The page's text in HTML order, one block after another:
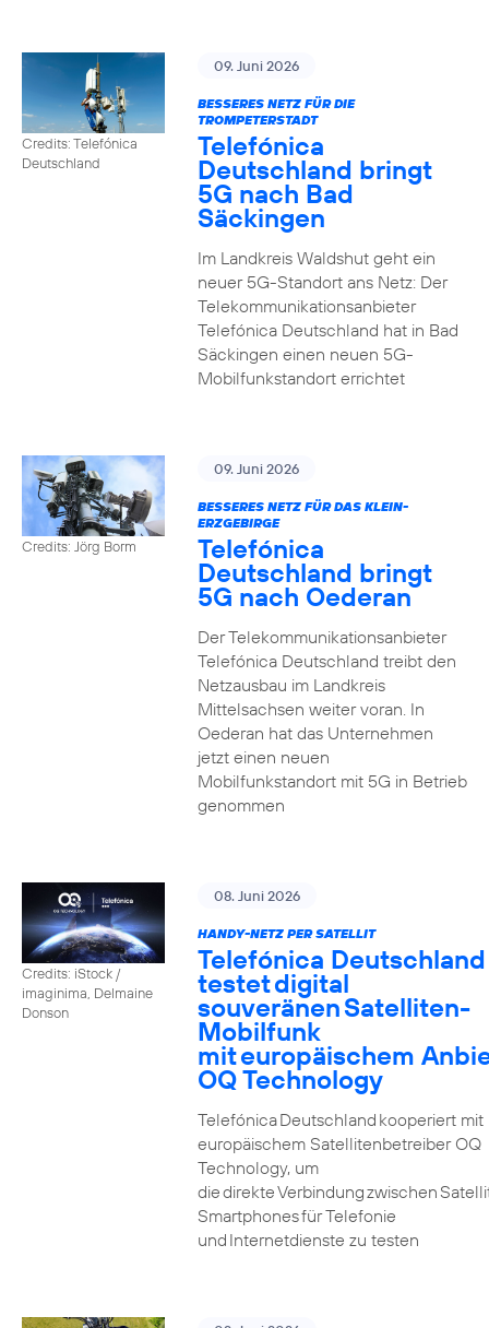
Credits: Telefónica
Deutschland
09. Juni 2026
BESSERES NETZ FÜR DIE
TROMPETERSTADT
Telefónica
Deutschland bringt
5G nach Bad
Säckingen
Im Landkreis Waldshut geht ein
neuer 5G-Standort ans Netz: Der
Telekommunikationsanbieter
Telefónica Deutschland hat in Bad
Säckingen einen neuen 5G-
Mobilfunkstandort errichtet
Credits: Jörg Borm
09. Juni 2026
BESSERES NETZ FÜR DAS KLEIN-
ERZGEBIRGE
Telefónica
Deutschland bringt
5G nach Oederan
Der Telekommunikationsanbieter
Telefónica Deutschland treibt den
Netzausbau im Landkreis
Mittelsachsen weiter voran. In
Oederan hat das Unternehmen
jetzt einen neuen
Mobilfunkstandort mit 5G in Betrieb
genommen
Credits: iStock /
imaginima, Delmaine
Donson
08. Juni 2026
HANDY-NETZ PER SATELLIT
Telefónica Deutschland
testet digital
souveränen Satelliten-
Mobilfunk
mit europäischem
OQ Technology
Telefónica Deutschland kooperiert mit
europäischem Satellitenbetreiber OQ
Technology, um
die direkte Verbindung zwischen
Smartphones für Telefonie
und Internetdienste zu testen